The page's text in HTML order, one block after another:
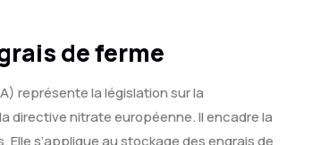
de ferme
représente la législation sur la
directive nitrate européenne. Il encadre la
s’applique au stockage des engrais de